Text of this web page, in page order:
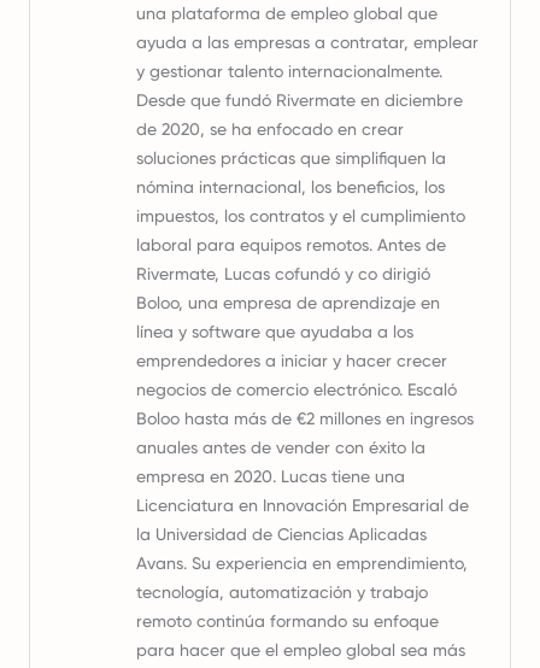
una plataforma de empleo global que
ayuda a las empresas a contratar, emplear
y gestionar talento internacionalmente.
Desde que fundó Rivermate en diciembre
de 2020, se ha enfocado en crear
soluciones prácticas que simplifiquen la
nómina internacional, los beneficios, los
impuestos, los contratos y el cumplimiento
laboral para equipos remotos. Antes de
Rivermate, Lucas cofundó y co dirigió
Boloo, una empresa de aprendizaje en
línea y software que ayudaba a los
emprendedores a iniciar y hacer crecer
negocios de comercio electrónico. Escaló
Boloo hasta más de €2 millones en ingresos
anuales antes de vender con éxito la
empresa en 2020. Lucas tiene una
Licenciatura en Innovación Empresarial de
la Universidad de Ciencias Aplicadas
Avans. Su experiencia en emprendimiento,
tecnología, automatización y trabajo
remoto continúa formando su enfoque
para hacer que el empleo global sea más